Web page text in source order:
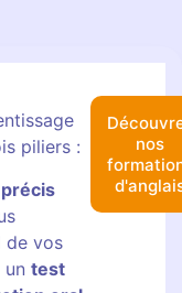
piliers :
de vos
untest
nos